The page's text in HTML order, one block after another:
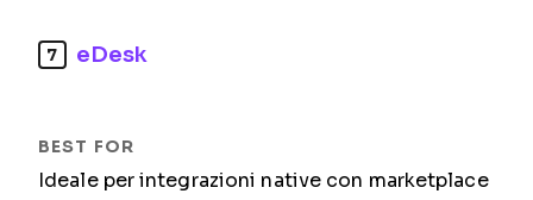
7 eDesk
Ideale per integrazioni native con marketplace